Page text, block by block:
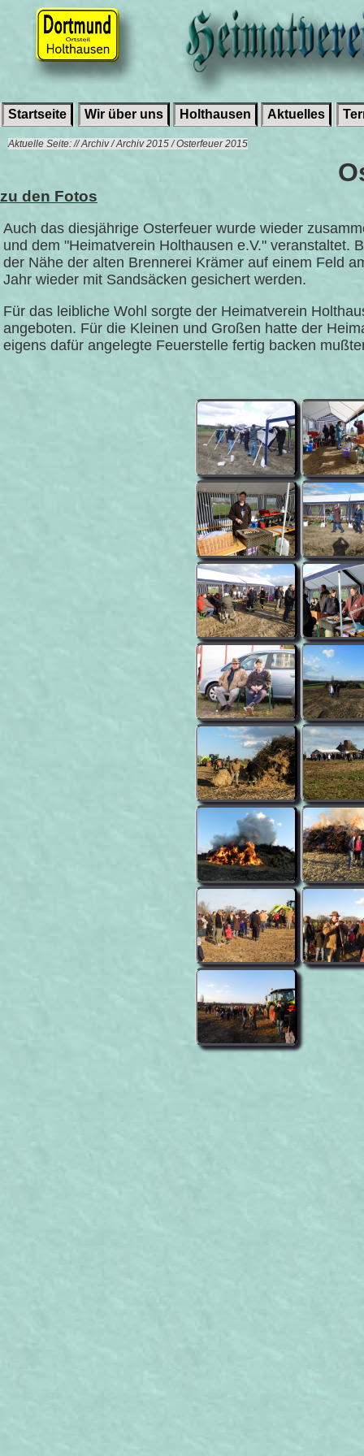
Startseite Wir über uns Holthausen Aktuelles
Aktuelle Seite: // Archiv / Archiv 2015 / Osterfeuer 2015
zu den Fotos
Auch das diesjährige Osterfeuer wurde wieder
und dem "Heimatverein Holthausen e.V." veranstaltet.
der Nähe der alten Brennerei Krämer auf einem Feld
Jahr wieder mit Sandsäcken gesichert werden.
Für das leibliche Wohl sorgte der Heimatverein
angeboten. Für die Kleinen und Großen hatte der
eigens dafür angelegte Feuerstelle fertig backen